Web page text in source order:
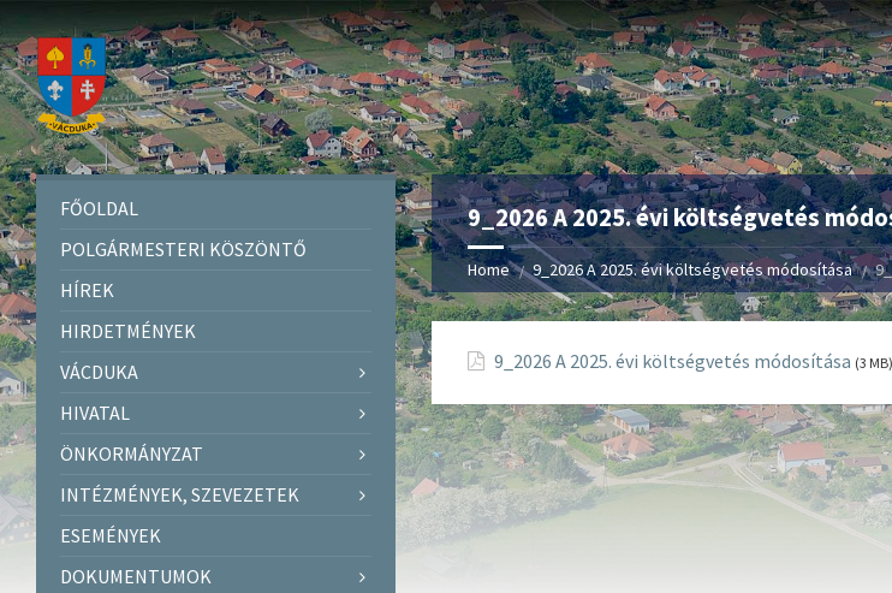
9_2026 A 2025. évi költségvetés
Home 9_2026 A 2025. évi költségvetés módosítása
9_2026 A 2025. évi költségvetés módosítása (3 MB)
FŐOLDAL
POLGÁRMESTERI KÖSZÖNTŐ
HÍREK
HIRDETMÉNYEK
VÁCDUKA
HIVATAL
ÖNKORMÁNYZAT
INTÉZMÉNYEK, SZEVEZETEK
ESEMÉNYEK
DOKUMENTUMOK